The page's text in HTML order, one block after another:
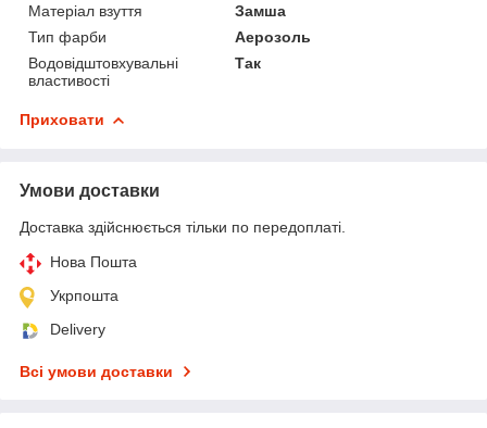
Матеріал взуття
Замша
Тип фарби
Аерозоль
Водовідштовхувальні
властивості
Так
Приховати
Умови доставки
Доставка здійснюється тільки по передоплаті.
Нова Пошта
Укрпошта
Delivery
Всі умови доставки